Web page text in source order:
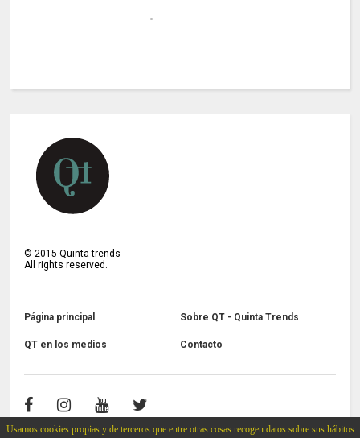
Usamos cookies propias y de terceros que entre otras cosas recogen datos sobre sus hábitos
©2015 Quinta trends
All rights reserved.
Página principal Sobre QT - Quinta Trends
QT en los medios Contacto